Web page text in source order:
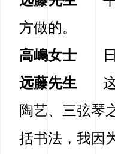
方做的。
高嶋女士
远藤先生
陶艺、三弦琴
括书法，我因